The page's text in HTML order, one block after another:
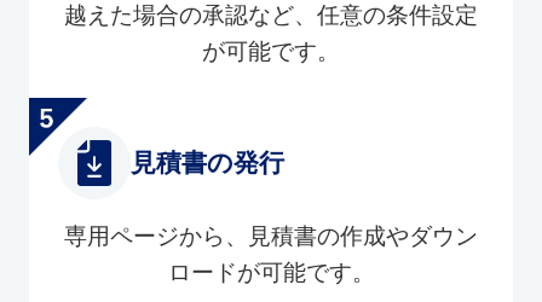
越えた場合の承認など、任意の条件設定
が可能です。
見積書の発行
専用ページから、見積書の作成やダウン
ロードが可能です。